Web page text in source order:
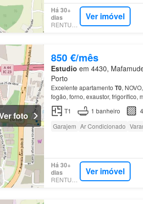
Há 30+
dias
Ver imóvel
foto
850 €/mês
Estudio em 4430,
Porto
Excelente apartamento T0,
fogão, forno, exaustor, frigorífico,
excelente localização, cercado
T1 1 banheiro
Garajem Ar Condicionado
Há 30+
dias
Ver imóvel